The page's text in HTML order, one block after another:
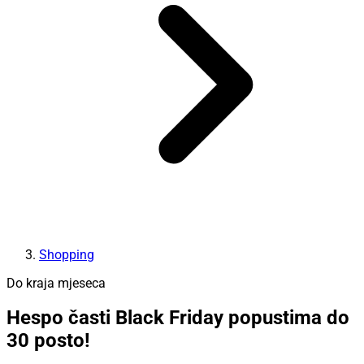
Shopping
Do kraja mjeseca
Hespo časti Black Friday popustima do
30 posto!